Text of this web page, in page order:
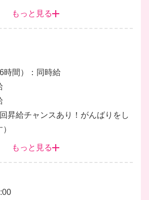
ど
グバーでのお仕事です！
内や料理のご提供からスタート！
な調理補助もお願いします♪
輩がイチから丁寧にレクチャーする
いね。
もっと見る
間）：同時給
昇給チャンスあり！がんばりをし
と時給+300円UP！
のみ）
もっと見る